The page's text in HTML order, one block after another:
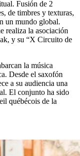
Fusión de 2
de timbres y texturas,
un mundo global.
realiza la asociación
y su “X Circuito de
la música
Desde el saxofón
a su audiencia una
El conjunto ha sido
québécois de la